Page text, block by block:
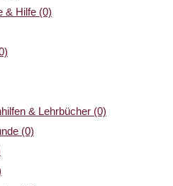
& Hilfe (0)
& Lehrbücher (0)
(0)